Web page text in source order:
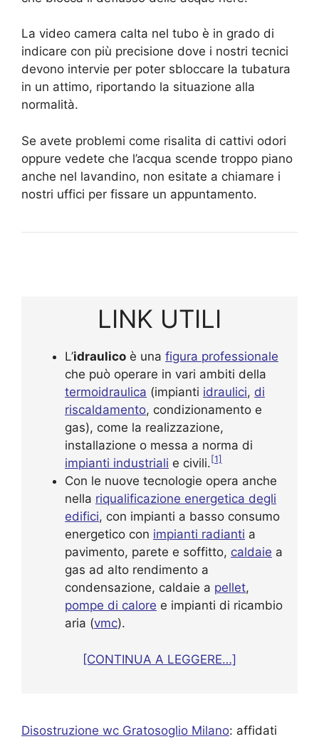
La video camera calta nel tubo è in grado di
indicare con più precisione dove i nostri tecnici
devono intervie per poter sbloccare la tubatura
in un attimo, riportando la situazione alla
normalità.
Se avete problemi come risalita di cattivi odori
oppure vedete che l’acqua scende troppo piano
anche nel lavandino, non esitate a chiamare i
nostri uffici per fissare un appuntamento.
LINK UTILI
L’idraulico è una figura professionale
che può operare in vari ambiti della
termoidraulica (impianti idraulici, di
riscaldamento, condizionamento e
gas), come la realizzazione,
installazione o messa a norma di
impianti industriali e civili. [1]
Con le nuove tecnologie opera anche
nella riqualificazione energetica degli
edifici, con impianti a basso consumo
energetico con impianti radianti a
pavimento, parete e soffitto, caldaie a
gas ad alto rendimento a
condensazione, caldaie a pellet,
pompe di calore e impianti di ricambio
aria (vmc).
[CONTINUA A LEGGERE…]
Disostruzione wc Gratosoglio Milano: affidati